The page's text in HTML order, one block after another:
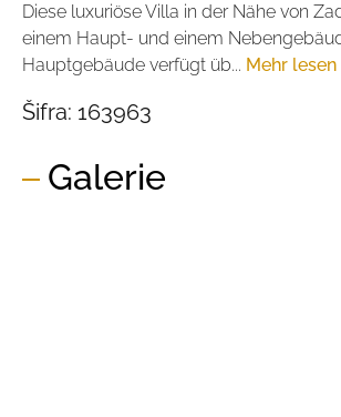
Diese luxuriöse Villa in der Nähe von
einem Haupt- und einem
Hauptgebäude verfügt üb... Mehr lesen
Šifra: 163963
Galerie